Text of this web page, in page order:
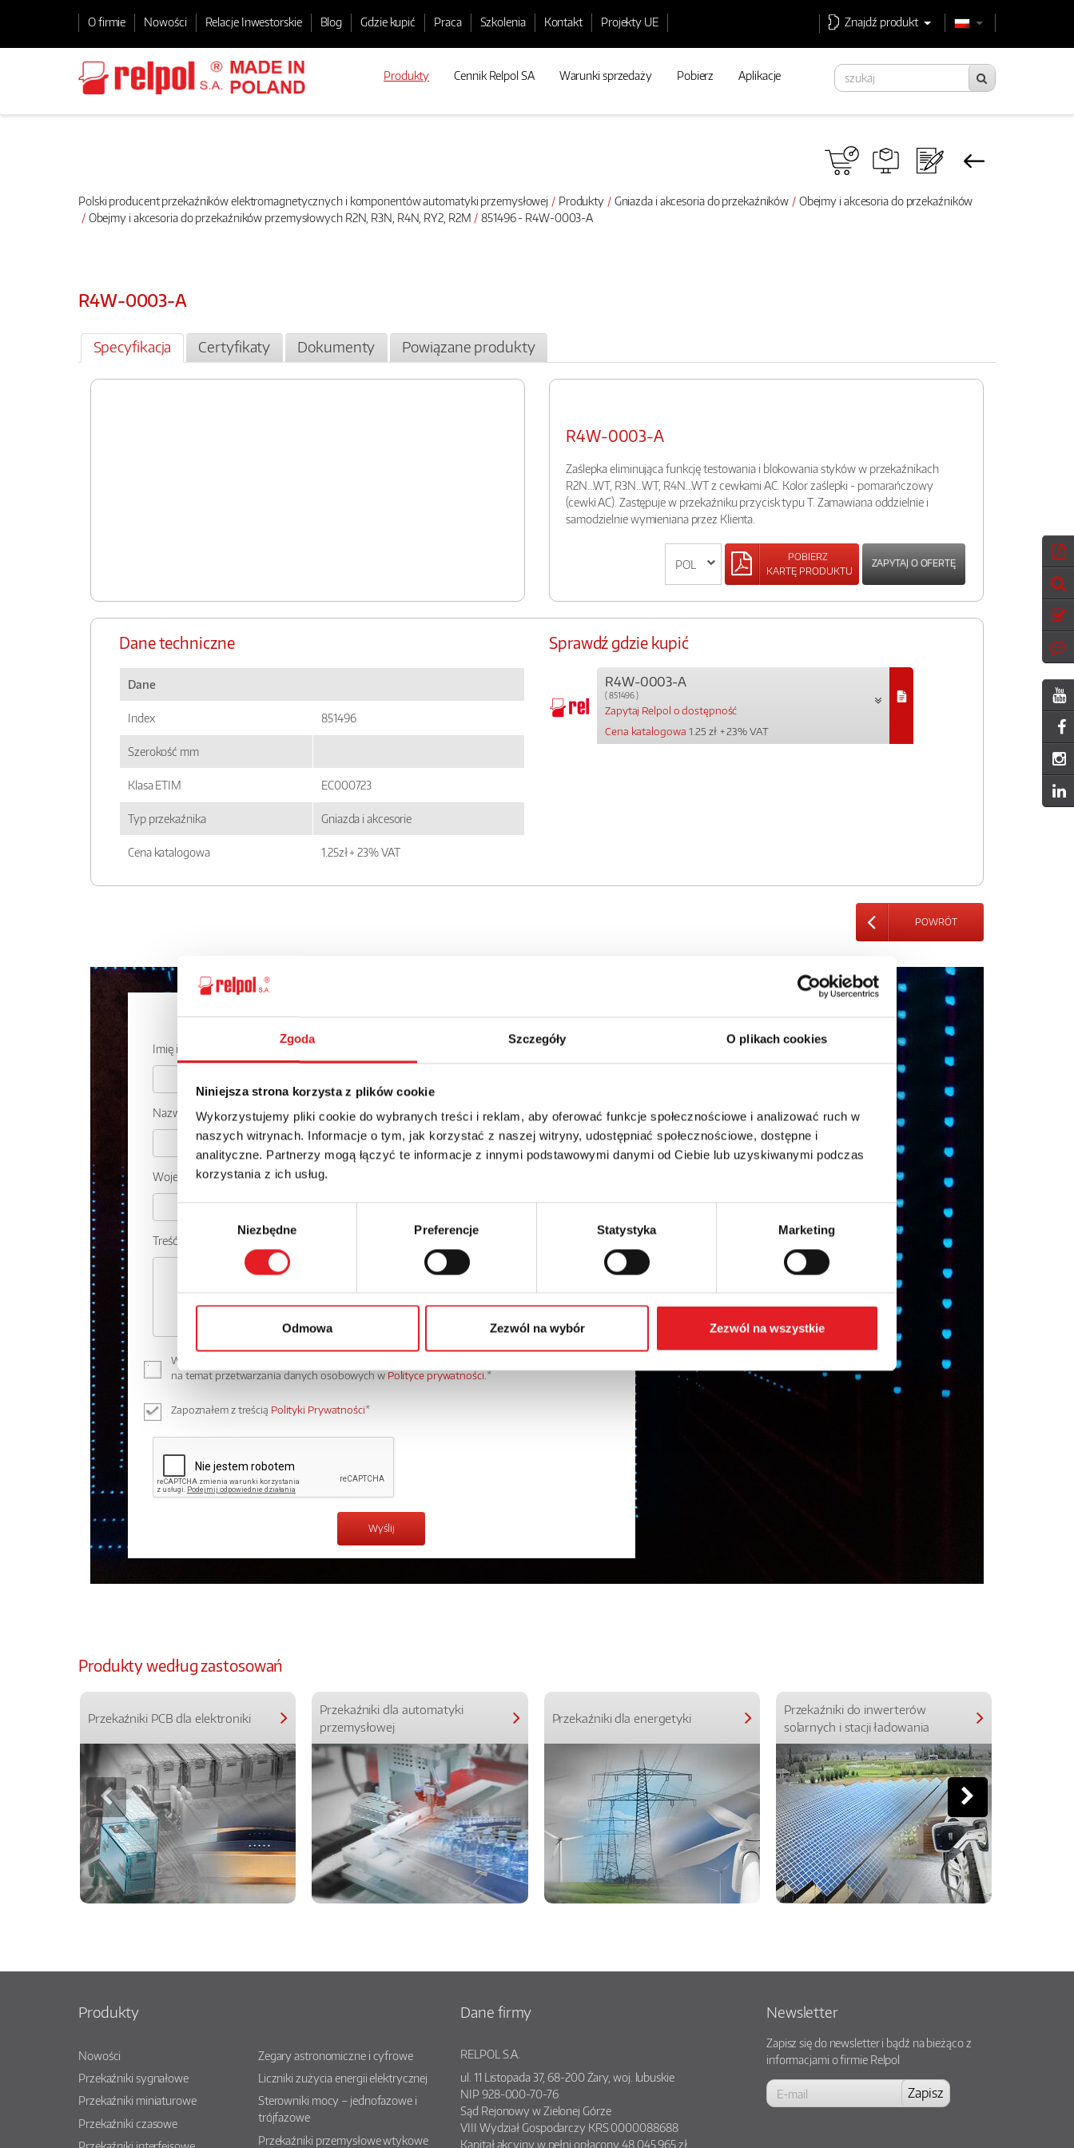
Zgoda Szczegóły O plikach cookies
Niniejsza strona korzysta z plików cookie
Wykorzystujemy pliki cookie do wybranych treści i reklam, aby oferować funkcje społecznościowe i analizować ruch w
naszych witrynach. Informacje o tym, jak korzystać z naszej witryny, udostępniać społecznościowe, dostępne i
analityczne. Partnerzy mogą łączyć te informacje z innymi podstawowymi danymi od Ciebie lub uzyskiwanymi podczas
korzystania z ich usług.
Niezbędne Preferencje Statystyka Marketing
Odmowa Zezwól na wybór Zezwól na wszystkie
O firmie Nowości Relacje Inwestorskie Blog Gdzie kupić Praca Szkolenia Kontakt Projekty UE Znajdź produkt
Produkty Cennik Relpol SA Warunki sprzedaży Pobierz Aplikacje
Polski producent przekaźników elektromagnetycznych i komponentów automatyki przemysłowej Produkty Gniazda i akcesoria do przekaźników
Obejmy i akcesoria do przekaźników
Obejmy i akcesoria do przekaźników przemysłowych R2N, R3N, R4N, RY2, R2M
851496 - R4W-0003-A
R4W-0003-A
Specyfikacja Certyfikaty Dokumenty Powiązane produkty
R4W-0003-A
Zaślepka eliminująca funkcję testowania i blokowania styków w przekaźnikach
R2N...WT, R3N...WT, R4N...WT z cewkami AC. Kolor zaślepki - pomarańczowy
(cewki AC). Zastępuje w przekaźniku przycisk typu T. Zamawiana oddzielnie i
samodzielnie wymieniana przez Klienta.
POBIERZ
KARTĘ PRODUKTU
ZAPYTAJ O OFERTĘ
Dane techniczne
Dane
Index 851496
Szerokość mm
Klasa ETIM EC000723
Typ przekaźnika Gniazda i akcesorie
Cena katalogowa 1.25zł + 23% VAT
Sprawdź gdzie kupić
R4W-0003-A
( 851496 )
Zapytaj Relpol o dostępność
Cena katalogowa 1.25 zł + 23% VAT
POWRÓT
Zapytaj o szczegóły oferty
Imię i nazwisko: *
Nazwa firmy: Numer telefonu:
Województwo:
Treść: *
Wyrażam zgodę na przetwarzanie moich danych osobowych przez Relpol S.A. Więcej informacji
na temat przetwarzania danych osobowych w Polityce prywatności.*
Zapoznałem z treścią Polityki Prywatności*
Produkty według zastosowań
Przekaźniki PCB dla elektroniki
Przekaźniki dla automatyki
przemysłowej
Przekaźniki dla energetyki
Przekaźniki do inwerterów
solarnych i stacji ładowania
Produkty
Nowości
Przekaźniki sygnałowe
Przekaźniki miniaturowe
Przekaźniki czasowe
Zegary astronomiczne i cyfrowe
Liczniki zużycia energii elektrycznej
Sterowniki mocy – jednofazowe i
trójfazowe
Przekaźniki przemysłowe wtykowe
Dane firmy
RELPOL S.A.
ul. 11 Listopada 37,68-200Żary, woj. lubuskie
NIP 928-000-70-76
Sąd Rejonowy w Zielonej Górze
VIII Wydział Gospodarczy KRS 0000088688
Kapitał akcyjny w pełni opłacony 48.045.965 zł
Newsletter
Zapisz się do newsletter i bądź na bieżąco z
informacjami o firmie Relpol